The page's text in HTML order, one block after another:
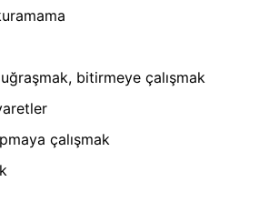
bitirmeye çalışmak
çalışmak